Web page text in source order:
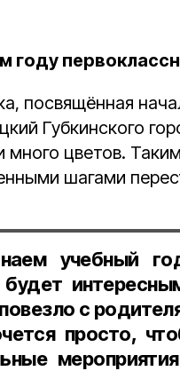
году
посвящённая
Губкинского
много цветов.
шагами
учебный
с
просто,